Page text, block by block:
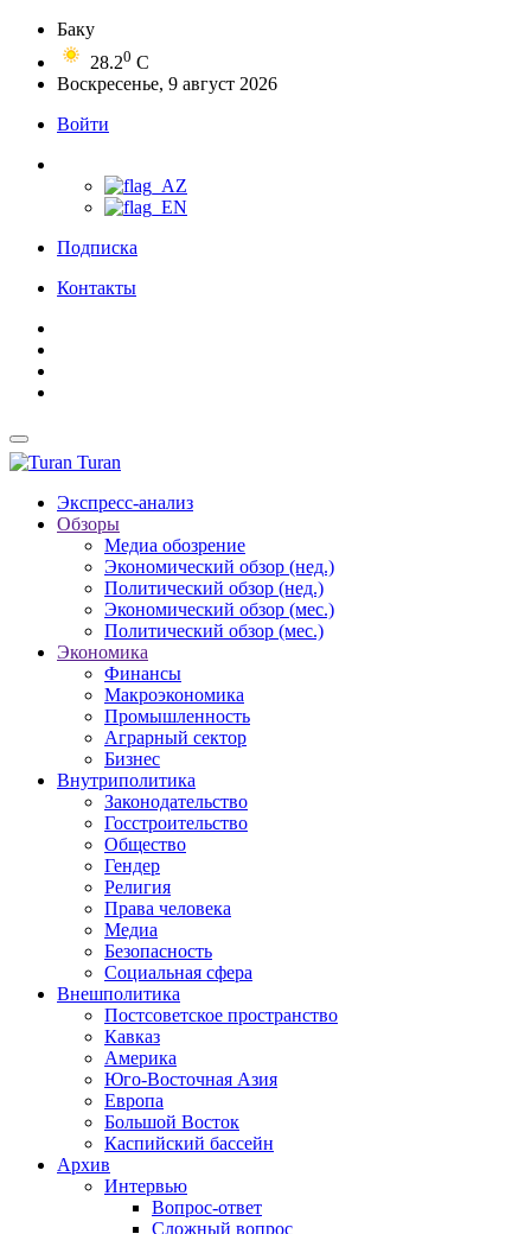
Баку
28.20 C
Воскресенье, 9 август 2026
Войти
Подписка
Контакты
Turan
Экспресс-анализ
Обзоры
Медиа обозрение
Экономический обзор (нед.)
Политический обзор (нед.)
Экономический обзор (мес.)
Политический обзор (мес.)
Экономика
Финансы
Макроэкономика
Промышленность
Аграрный сектор
Бизнес
Внутриполитика
Законодательство
Госстроительство
Общество
Гендер
Религия
Права человека
Медиа
Безопасность
Социальная сфера
Внешполитика
Постсоветское пространство
Кавказ
Америка
Юго-Восточная Азия
Европа
Большой Восток
Каспийский бассейн
Архив
Интервью
Вопрос-ответ
Сложный вопрос